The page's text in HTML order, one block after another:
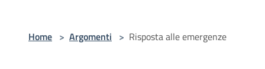
Home > Argomenti > Risposta alle emergenze